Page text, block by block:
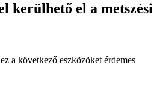
kerülhető el a metszési
a következő eszközöket érdemes